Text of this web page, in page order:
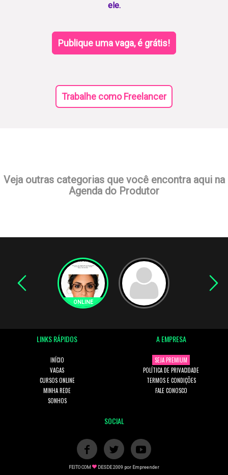
ele.
Publique uma vaga, é grátis!
Trabalhe como Freelancer
Veja outras categorias que você encontra aqui na
Agenda do Produtor
LINKS RÁPIDOS
INÍCIO
VAGAS
CURSOS ONLINE
MINHA REDE
SONHOS
A EMPRESA
SEJA PREMIUM
POLÍTICA DE PRIVACIDADE
TERMOS E CONDIÇÕES
FALE CONOSCO
SOCIAL
FEITO COM DESDE 2009 por Empreender